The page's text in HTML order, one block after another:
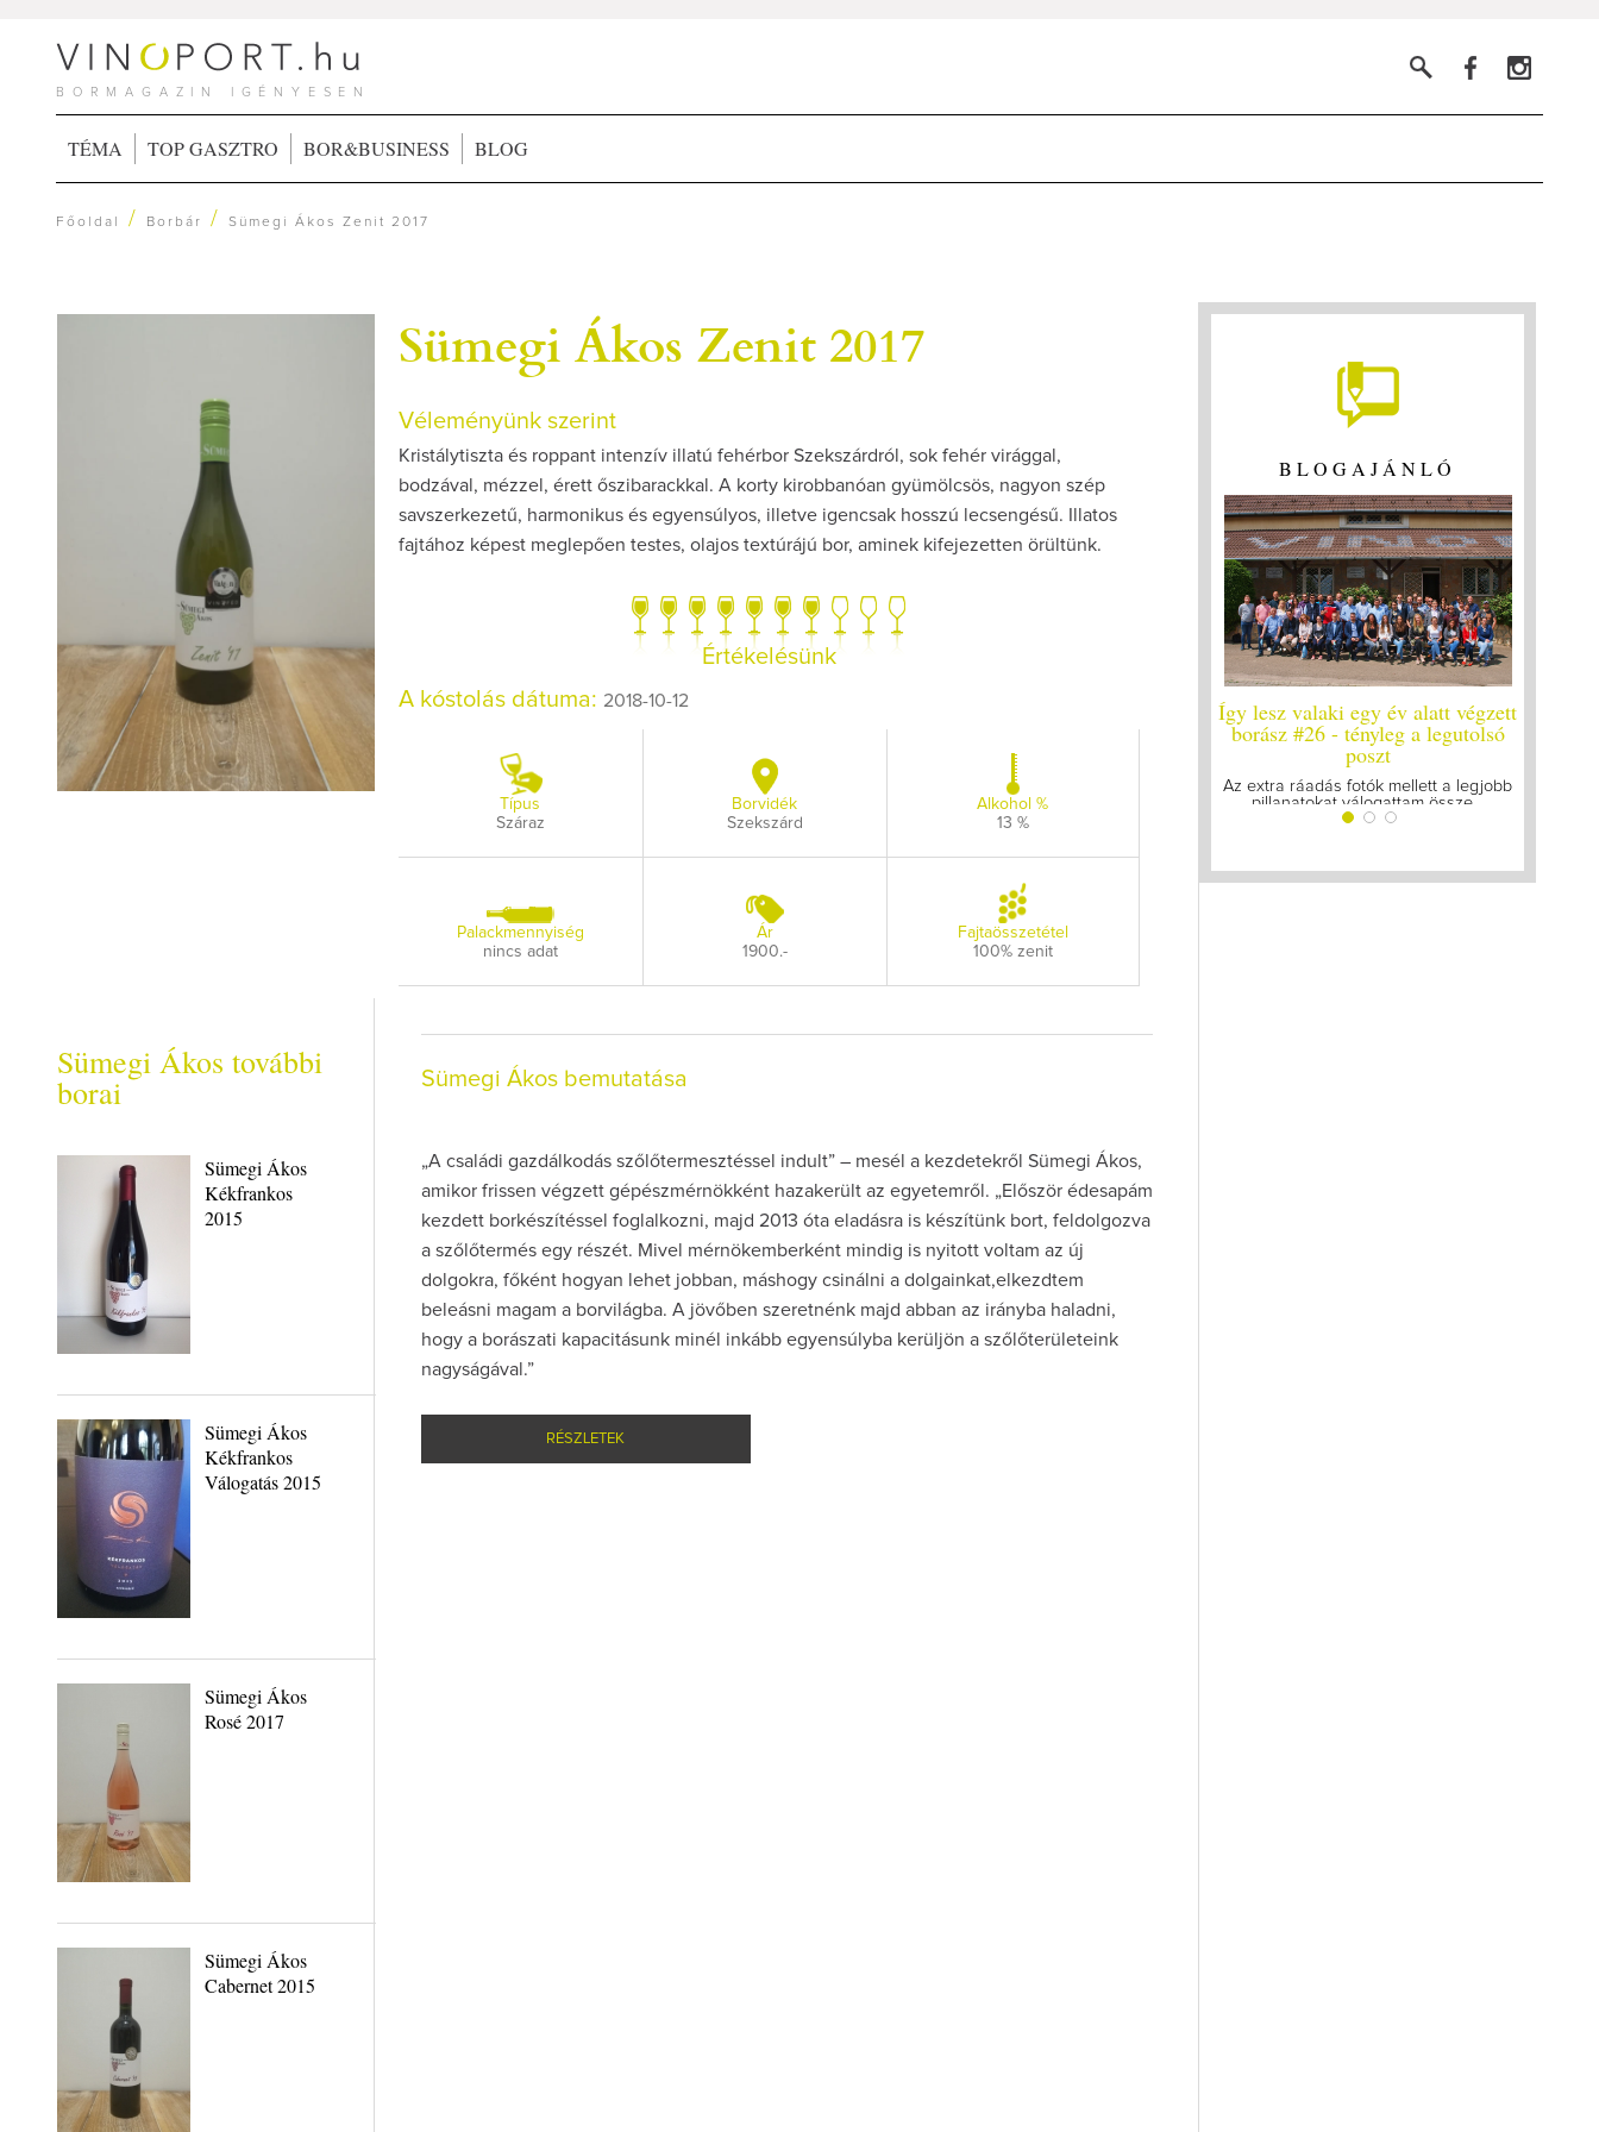
BORMAGAZIN IGÉNYESEN
TÉMA TOP GASZTRO BOR&BUSINESS BLOG
Főoldal / Borbár /Sümegi Ákos Zenit 2017
Sümegi Ákos Zenit 2017
Véleményünk szerint
Kristálytiszta és roppant intenzív illatú fehérbor Szekszárdról, sok fehér virággal,
bodzával, mézzel, érett őszibarackkal. A korty kirobbanóan gyümölcsös, nagyon szép
savszerkezetű, harmonikus és egyensúlyos, illetve igencsak hosszú lecsengésű. Illatos
fajtához képest meglepően testes, olajos textúrájú bor, aminek kifejezetten örültünk.
Értékelésünk
A kóstolás dátuma: 2018-10-12
Típus
Száraz
Borvidék
Szekszárd
Alkohol %
13 %
Palackmennyiség
nincs adat
Ár
1900.-
Fajtaösszetétel
100% zenit
Sümegi Ákos további
borai
Sümegi Ákos
Kékfrankos
2015
Sümegi Ákos
Kékfrankos
Válogatás 2015
Sümegi Ákos
Rosé 2017
Sümegi Ákos
Cabernet 2015
Sümegi Ákos bemutatása
„A családi gazdálkodás szőlőtermesztéssel indult” – mesél a kezdetekről Sümegi Ákos,
amikor frissen végzett gépészmérnökként hazakerült az egyetemről. „Először édesapám
kezdett borkészítéssel foglalkozni, majd 2013 óta eladásra is készítünk bort, feldolgozva
a szőlőtermés egy részét. Mivel mérnökemberként mindig is nyitott voltam az új
dolgokra, főként hogyan lehet jobban, máshogy csinálni a dolgainkat,elkezdtem
beleásni magam a borvilágba. A jövőben szeretnénk majd abban az irányba haladni,
hogy a borászati kapacitásunk minél inkább egyensúlyba kerüljön a szőlőterületeink
nagyságával.”
RÉSZLETEK
BLOGAJÁNLÓ
Így lesz valaki egy év alatt végzett
borász #26 - tényleg a legutolsó
Az extra ráadás fotók mellett a legjobb
pillanatokat válogattam össze...
Így lesz valaki egy év alatt
borász #25
Megírtuk a modulzáró vizsgákat, már
lázasan készülünk az utolsó...